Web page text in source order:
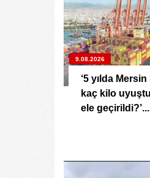
9.08.2026
‘5 yılda Mersin
kaç kilo
ele geçirildi?’...